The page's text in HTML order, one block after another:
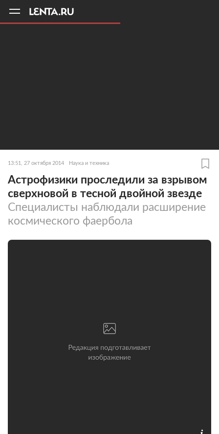
13:51, 27 октября 2014 Наука и техника
Астрофизики проследили за взрывом
сверхновой в тесной двойной звезде
Специалисты наблюдали расширение
космического фаербола